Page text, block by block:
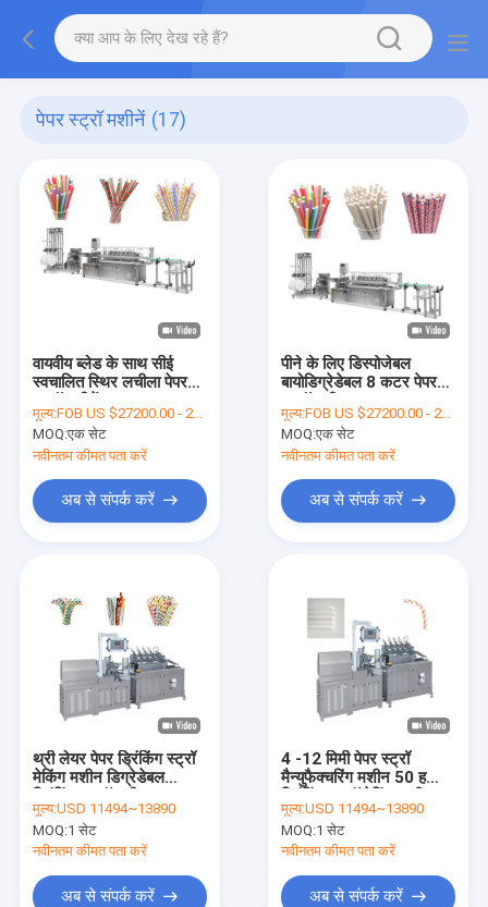
पेपर स्ट्रॉ मशीनें (17)
वायवीय ब्लेड के साथ सीई
स्वचालित स्थिर लचीला पेपर
मूल्य:FOB US $27200.00 - 27300.00 / Set
MOQ:एक सेट
नवीनतम कीमत पता करें
अब से संपर्क करें
पीने के लिए डिस्पोजेबल
बायोडिग्रेडेबल 8 कटर पेपर
मूल्य:FOB US $27200.00 - 27300.00 / Set
MOQ:एक सेट
नवीनतम कीमत पता करें
अब से संपर्क करें
थ्री लेयर पेपर ड्रिंकिंग स्ट्रॉ
मेकिंग मशीन डिग्रेडेबल
मूल्य:USD 11494~13890
MOQ:1 सेट
नवीनतम कीमत पता करें
अब से संपर्क करें
4 -12 मिमी पेपर स्ट्रॉ
मैन्युफैक्चरिंग मशीन 50 हर्ट्ज
मूल्य:USD 11494~13890
MOQ:1 सेट
नवीनतम कीमत पता करें
अब से संपर्क करें